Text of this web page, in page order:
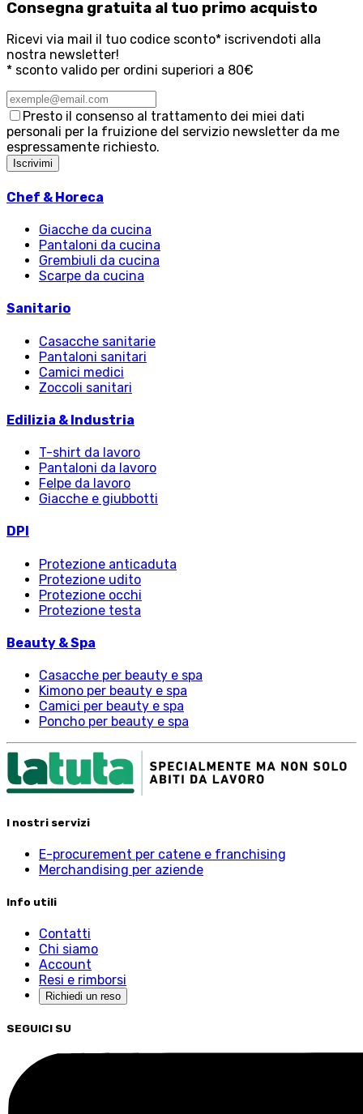
Consegna gratuita al tuo primo acquisto
Ricevi via mail il tuo codice sconto* iscrivendoti alla
nostra newsletter!
* sconto valido per ordini superiori a 80€
Presto il consenso al trattamento dei miei dati
personali per la fruizione del servizio newsletter da me
espressamente richiesto.
Iscrivimi
Chef & Horeca
Giacche da cucina
Pantaloni da cucina
Grembiuli da cucina
Scarpe da cucina
Sanitario
Casacche sanitarie
Pantaloni sanitari
Camici medici
Zoccoli sanitari
Edilizia & Industria
T-shirt da lavoro
Pantaloni da lavoro
Felpe da lavoro
Giacche e giubbotti
DPI
Protezione anticaduta
Protezione udito
Protezione occhi
Protezione testa
Beauty & Spa
Casacche per beauty e spa
Kimono per beauty e spa
Camici per beauty e spa
Poncho per beauty e spa
I nostri servizi
E-procurement per catene e franchising
Merchandising per aziende
Info utili
Contatti
Chi siamo
Account
Resi e rimborsi
Richiedi un reso
SEGUICI SU